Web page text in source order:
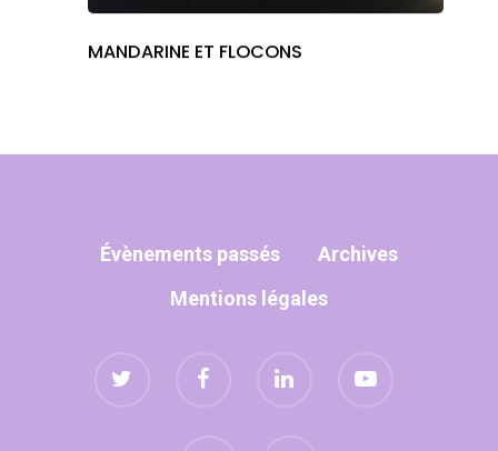
MANDARINE ET FLOCONS
Évènements passés
Archives
Mentions légales